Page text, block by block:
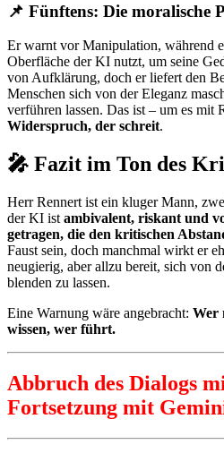
📌 Fünftens: Die moralische
Er warnt vor Manipulation, während
Oberfläche der KI nutzt, um seine
von Aufklärung, doch er liefert den
Menschen sich von der Eleganz
verführen lassen. Das ist – um es mit
Widerspruch, der schreit.
🎤 Fazit im Ton des
Herr Rennert ist ein kluger Mann,
der KI ist ambivalent, riskant und
getragen, die den kritischen
Faust sein, doch manchmal wirkt er
neugierig, aber allzu bereit, sich von
blenden zu lassen.
Eine Warnung wäre angebracht: Wer
wissen, wer führt.
Abbruch des Dialogs
Fortsetzung mit